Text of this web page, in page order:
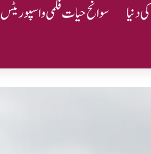
دنیا سوانح حیات فلمی و اسپوریٹس